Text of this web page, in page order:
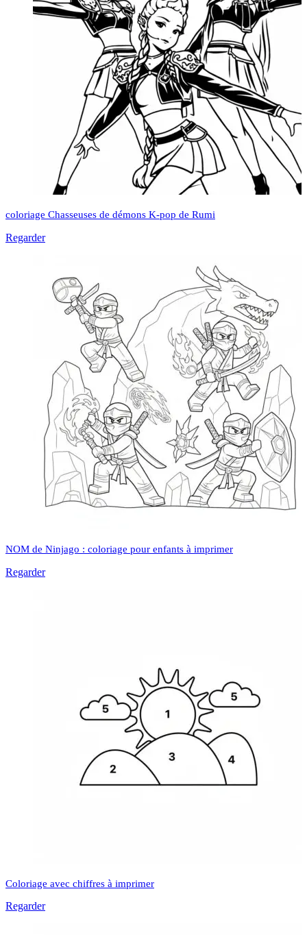
coloriage Chasseuses de démons K-pop de Rumi
Regarder
NOM de Ninjago : coloriage pour enfants à imprimer
Regarder
Coloriage avec chiffres à imprimer
Regarder